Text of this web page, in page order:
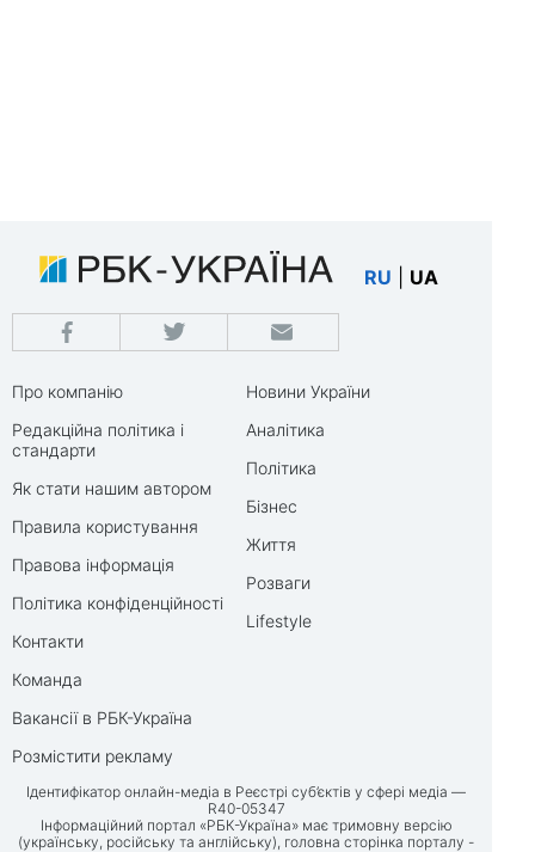
RU UA
Про компанію
Редакційна політика і
стандарти
Як стати нашим автором
Правила користування
Правова інформація
Політика конфіденційності
Контакти
Команда
Вакансії в РБК-Україна
Розмістити рекламу
Новини України
Аналітика
Політика
Бізнес
Життя
Розваги
Lifestyle
Ідентифікатор онлайн-медіа в Реєстрі суб’єктів у сфері медіа —
R40-05347
Інформаційний портал «РБК-Україна» має тримовну версію
(українську, російську та англійську), головна сторінка порталу -